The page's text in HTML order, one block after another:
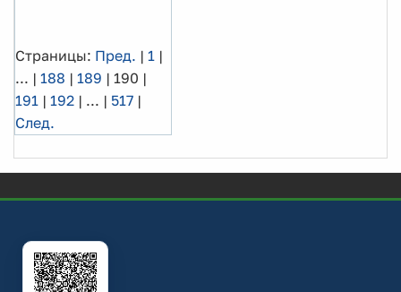
Страницы: Пред. | 1 |
... | 188 | 189 | 190 |
191 | 192 | ... | 517 |
След.